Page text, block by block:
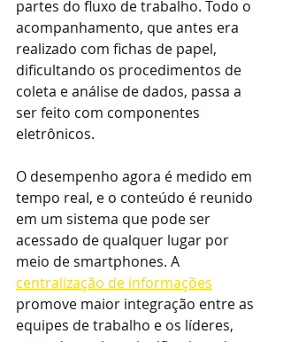
partes do fluxo de trabalho. Todo o
acompanhamento, que antes era
realizado com fichas de papel,
dificultando os procedimentos de
coleta e análise de dados, passa a
ser feito com componentes
eletrônicos.
O desempenho agora é medido em
tempo real, e o conteúdo é reunido
em um sistema que pode ser
acessado de qualquer lugar por
meio de smartphones. A
centralização de informações
promove maior integração entre as
equipes de trabalho e os líderes,